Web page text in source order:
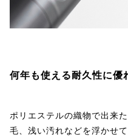
何年も使える耐久性に優
ポリエステルの織物で出来
毛、浅い汚れなどを浮かせ